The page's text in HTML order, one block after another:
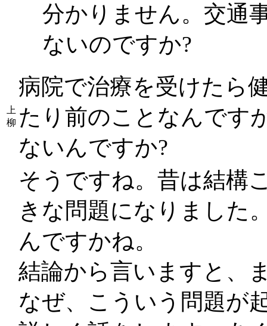
分かりません。交通
ないのですか?
上
柳
病院で治療を受けたら
たり前のことなんです
ないんですか?
そうですね。昔は結構
きな問題になりました
んですかね。
結論から言いますと、
なぜ、こういう問題が